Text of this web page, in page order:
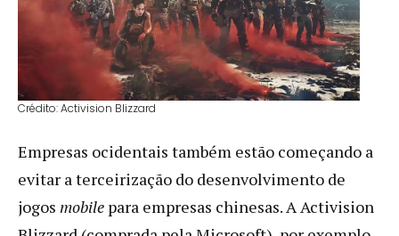
Crédito: Activision Blizzard
Empresas ocidentais também estão começando a
evitar a terceirização do desenvolvimento de
jogos mobile para empresas chinesas. A Activision